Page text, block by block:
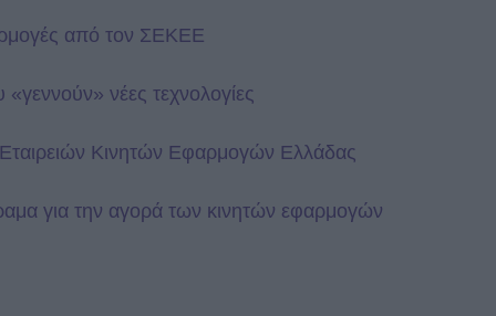
από τον ΣΕΚΕΕ
«γεννούν» νέες τεχνολογίες
Κινητών Εφαρμογών Ελλάδας
για την αγορά των κινητών εφαρμογών